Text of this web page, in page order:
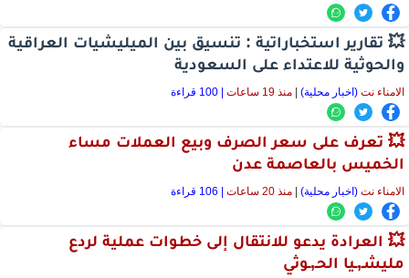
💥 تقارير استخباراتية : تنسيق بين الميليشيات العراقية
والحوثية للاعتداء على السعودية
الامناء نت (اخبار محلية) منذ 19 ساعات
💥 تعرف على سعر الصرف وبيع العملات مساء
الخميس بالعاصمة عدن
الامناء نت (اخبار محلية) منذ 20 ساعات
💥 العرادة يدعو للانتقال إلى خطوات عملية لردع
مليشـ,ـيا الحـ,ـوثي